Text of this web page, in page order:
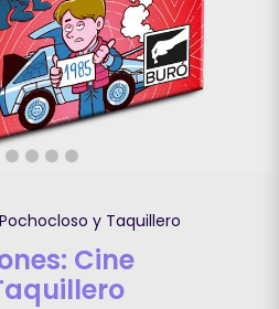
y Taquillero
Cine